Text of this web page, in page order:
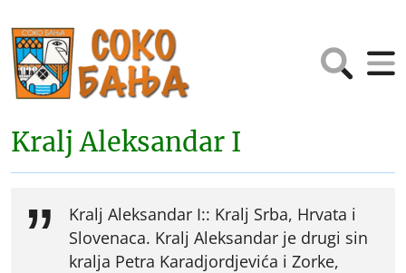
Kralj Aleksandar I
Kralj Aleksandar I:: Kralj Srba, Hrvata i
Slovenaca. Kralj Aleksandar je drugi sin
kralja Petra Karadjordjevića i Zorke,